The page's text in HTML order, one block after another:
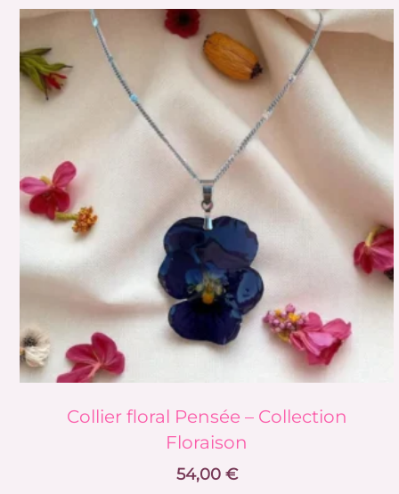
Collier floral Pensée – Collection
Floraison
54,00 €